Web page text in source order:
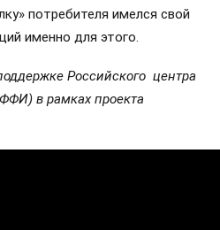
потребителя имелся свой
именно для этого.
Российского центра
в рамках проекта